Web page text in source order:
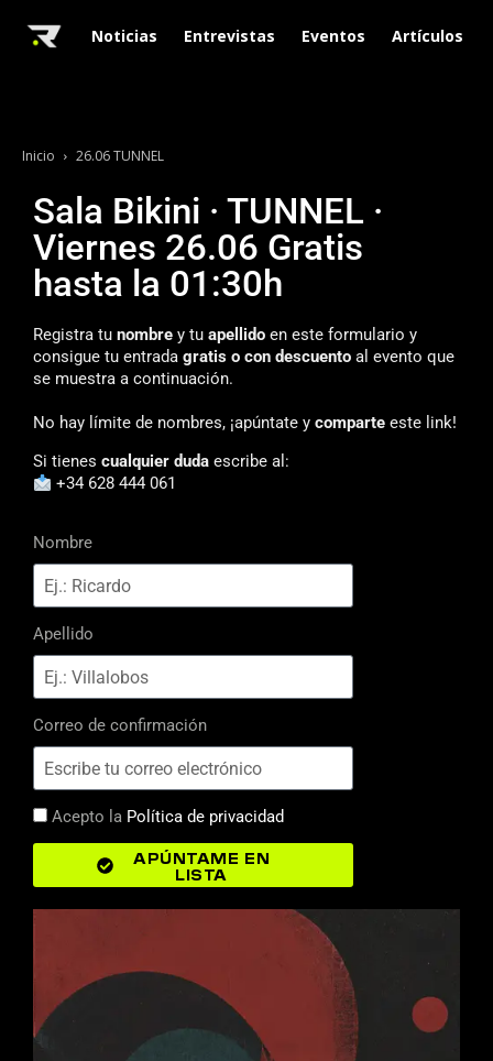
Noticias Entrevistas Eventos Artículos
Inicio 26.06 TUNNEL
Sala Bikini · TUNNEL ·
Viernes 26.06 Gratis
hasta la 01:30h
Registra tu nombre y tu apellido en este formulario y
consigue tu entrada gratis o con descuento al evento que
se muestra a continuación.
No hay límite de nombres, ¡apúntate y comparte este link!
Si tienes cualquier duda escribe al:
+34 628 444 061
Nombre
Apellido
Correo de confirmación
Acepto la Política de privacidad
APÚNTAME EN
LISTA